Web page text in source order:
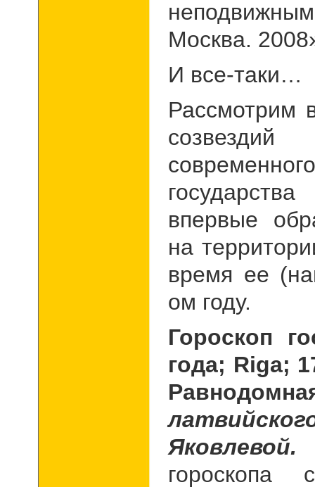
Москва.
И все-таки…
Рассмотрим
впервые
на
время ее
ом году.
Гороскоп
года; Riga;
Яковлевой.
гороскопа